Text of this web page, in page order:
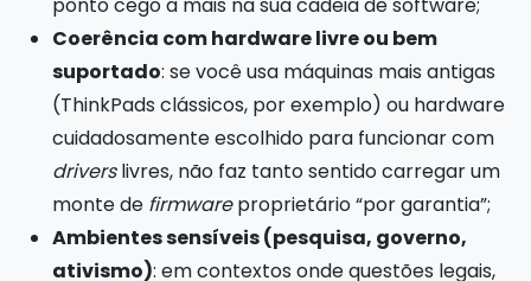
Coerência com hardware livre ou bem
suportado: se você usa máquinas mais antigas
(ThinkPads clássicos, por exemplo) ou hardware
cuidadosamente escolhido para funcionar com
driverslivres, não faz tanto sentido carregar um
monte de firmwareproprietário “por garantia”;
Ambientes sensíveis (pesquisa, governo,
ativismo): em contextos onde questões legais,